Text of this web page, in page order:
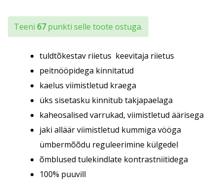
Teeni 67punkti selle toote ostuga.
tuldtõkestav riietus keevitaja riietus
peitnööpidega kinnitatud
kaelus viimistletud kraega
üks sisetasku kinnitub takjapaelaga
kaheosalised varrukad, viimistletud äärisega
jaki alläär viimistletud kummiga vööga
ümbermõõdu reguleerimine külgedel
õmblused tulekindlate kontrastniitidega
100% puuvill